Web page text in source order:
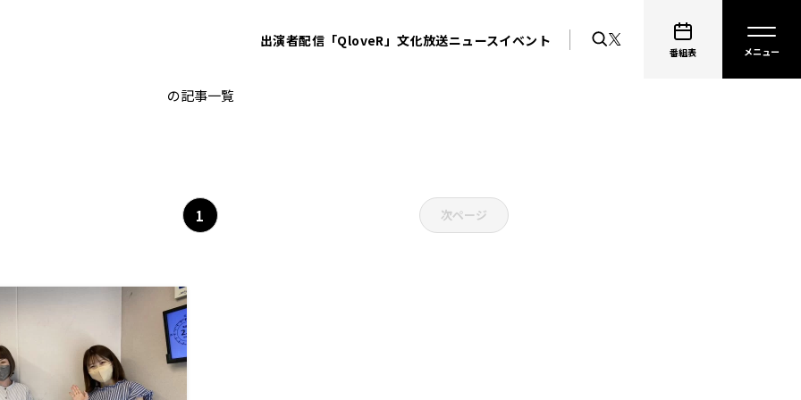
出演者配信「QloveR」文化放送ニュースイベント
番組表
の記事一覧
1 次ページ